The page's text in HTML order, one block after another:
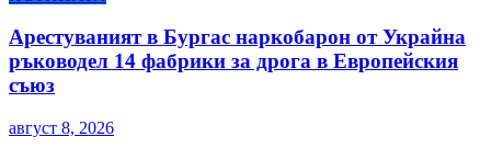
Арестуваният в Бургас наркобарон от Украйна
ръководел 14 фабрики за дрога в Европейския
съюз
август 8, 2026